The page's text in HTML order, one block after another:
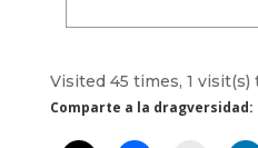
Visited 45 times, 1 visit(s)
Comparte a la dragversidad: